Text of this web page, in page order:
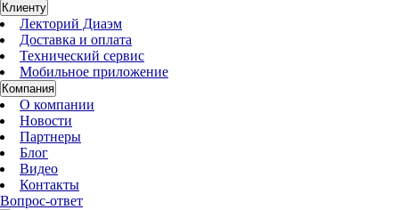
Клиенту
Лекторий Диаэм
Доставка и оплата
Технический сервис
Мобильное приложение
Компания
О компании
Новости
Партнеры
Блог
Видео
Контакты
Вопрос-ответ